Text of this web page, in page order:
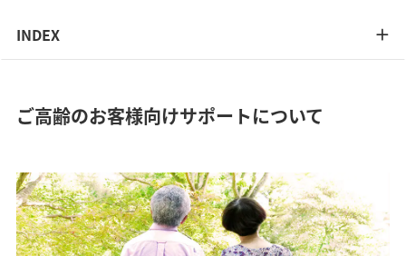
INDEX
ご高齢のお客様向けサポートについて